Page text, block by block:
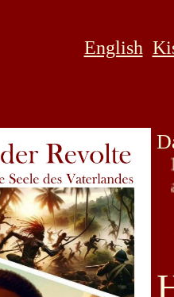
English